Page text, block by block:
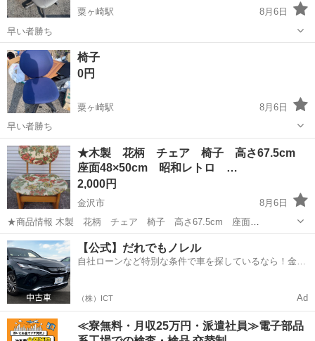
粟ヶ崎駅
8月6日
早い者勝ち
石川 河北郡 粟ヶ崎駅
椅子
0円
粟ヶ崎駅
8月6日
早い者勝ち
石川 河北郡 粟ヶ崎駅
★木製 花柄 チェア 椅子 高さ67.5cm
座面48×50cm 昭和レトロ …
2,000円
金沢市
8月6日
★商品情報 木製 花柄 チェア 椅子 高さ67.5cm 座面
48×50cm 昭和レトロ アンティーク 家具 インテリア② ★状態
擦れや傷、薄汚れがあります。 生地の色褪せが若干見られる部分があ
ります。 保管品...
石川 金沢市 椅子 花柄
【公式】だれでもノレル
自社ローンなど特別な条件で車を探しているなら！金利
（株）ICT Ad
≪寮無料・月収25万円・派遣社員≫電子部品